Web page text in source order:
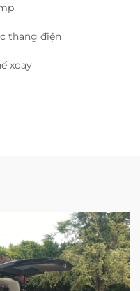
thang điện
xoay